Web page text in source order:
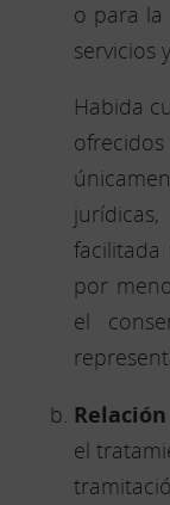
o para
servicios
Habida
por
el
el